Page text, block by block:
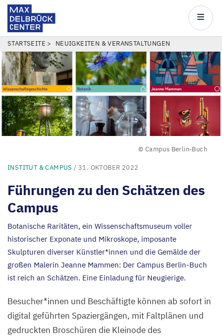
Direkt
zum
Inhalt
Center
Main
PFADNAVIGATION
STARTSEITE NEUIGKEITEN & VERANSTALTUNGEN
© Campus Berlin-Buch
INSTITUT & CAMPUS / 31. OKTOBER 2022
Führungen zu den Schätzen des
Campus
Botanische Raritäten, ein Wissenschaftsmuseum voller
historischer Exponate und Mikroskope, imposante
Skulpturen diverser Künstler*innen und die Gemälde der
großen Malerin Jeanne Mammen: Der Campus Berlin-Buch
ist reich an Schätzen. Eine Einladung für Neugierige.
Besucher*innen und Beschäftigte können ab sofort in
digital geführten Spaziergängen, mit Faltplänen und
gedruckten Broschüren die Kleinode des